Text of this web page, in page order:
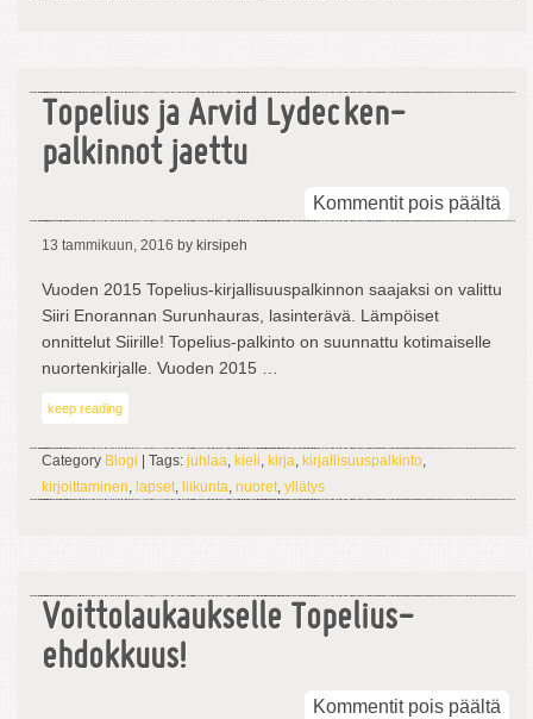
Topelius ja Arvid Lydecken-
palkinnot jaettu
Kommentit pois päältä
13 tammikuun, 2016 by kirsipeh
Vuoden 2015 Topelius-kirjallisuuspalkinnon saajaksi on valittu
Siiri Enorannan Surunhauras, lasinterävä. Lämpöiset
onnittelut Siirille! Topelius-palkinto on suunnattu kotimaiselle
nuortenkirjalle. Vuoden 2015 …
keep reading
Category Blogi | Tags: juhlaa, kieli, kirja, kirjallisuuspalkinto,
kirjoittaminen, lapset, liikunta, nuoret, yllätys
Voittolaukaukselle Topelius-
ehdokkuus!
Kommentit pois päältä